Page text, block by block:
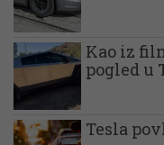
Kao iz
pogled u
Tesla